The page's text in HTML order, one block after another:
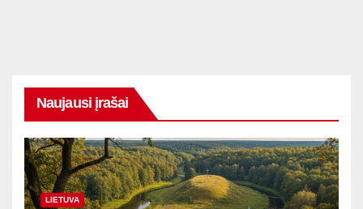
Naujausi įrašai
LIETUVA